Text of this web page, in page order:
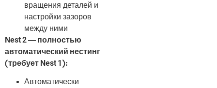
вращения деталей и
настройки зазоров
между ними
Nest 2 — полностью
автоматический нестинг
(требует Nest 1):
Автоматически